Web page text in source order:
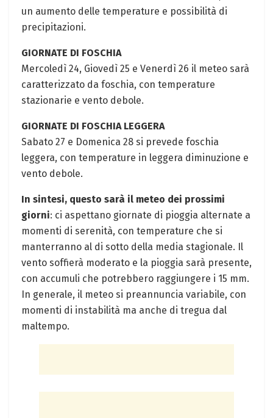
un aumento delle temperature e possibilità di
precipitazioni.
GIORNATE DI FOSCHIA
Mercoledì 24, Giovedì 25 e Venerdì 26 il meteo sarà
caratterizzato da foschia, con temperature
stazionarie e vento debole.
GIORNATE DI FOSCHIA LEGGERA
Sabato 27 e Domenica 28 si prevede foschia
leggera, con temperature in leggera diminuzione e
vento debole.
In sintesi, questo sarà il meteo dei prossimi
giorni: ci aspettano giornate di pioggia alternate a
momenti di serenità, con temperature che si
manterranno al di sotto della media stagionale. Il
vento soffierà moderato e la pioggia sarà presente,
con accumuli che potrebbero raggiungere i 15 mm.
In generale, il meteo si preannuncia variabile, con
momenti di instabilità ma anche di tregua dal
maltempo.